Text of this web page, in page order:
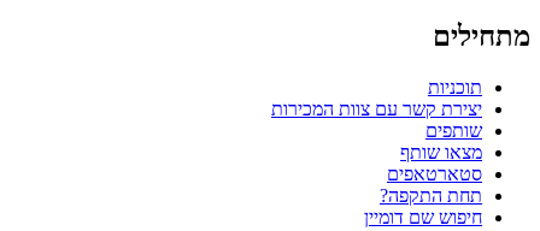
מתחילים
תוכניות
יצירת קשר עם צוות המכירות
שותפים
מצאו שותף
סטארטאפים
תחת התקפה?
חיפוש שם דומיין